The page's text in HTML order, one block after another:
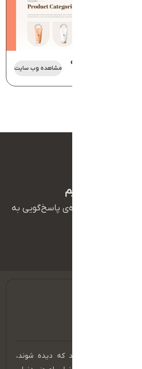
Ariyanodesign.ir — طراحی و توسعه
مشاهده وب سایت
بهت کمک میکنیم
پشتیبانی آریانو آماده‌ی پاسخ‌گویی به
موفق هستند که دیده شوند،